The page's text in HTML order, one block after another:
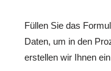
Füllen Sie das
Daten, um in den
erstellen wir Ihnen